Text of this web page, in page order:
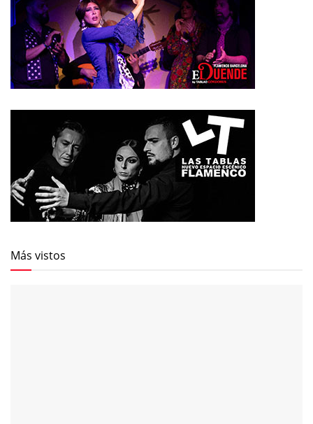
Más vistos